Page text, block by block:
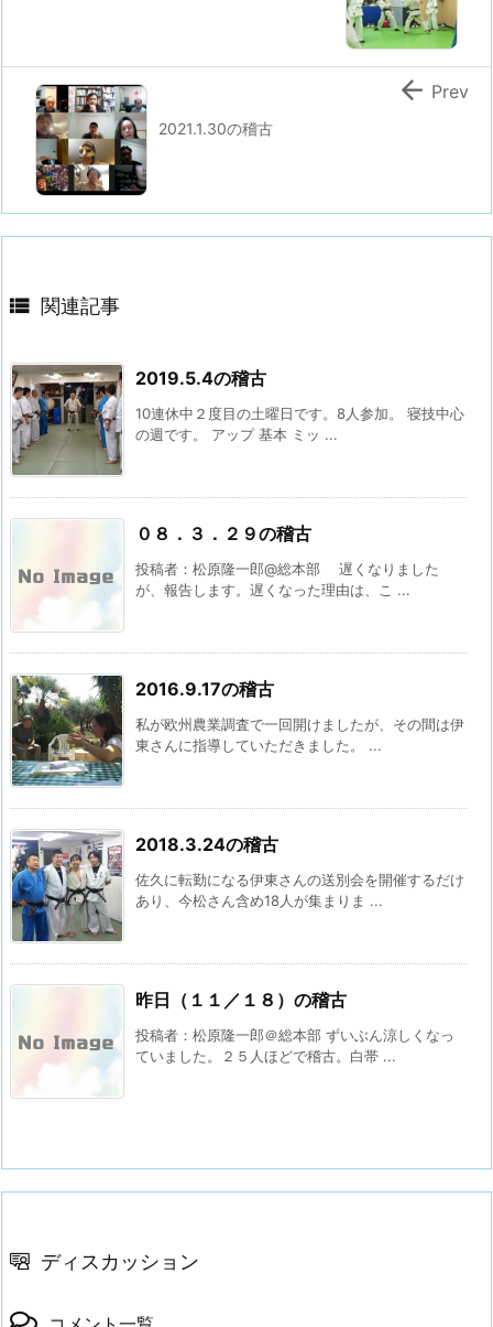
2021.1.30の稽古
 Prev
 関連記事
2019.5.4の稽古
10連休中２度目の土曜日です。8人参加。 寝技中心
の週です。 アップ 基本 ミッ ...
０８．３．２９の稽古
投稿者：松原隆一郎@総本部 遅くなりました
が、報告します。遅くなった理由は、こ ...
2016.9.17の稽古
私が欧州農業調査で一回開けましたが、その間は伊
東さんに指導していただきました。 ...
2018.3.24の稽古
佐久に転勤になる伊東さんの送別会を開催するだけ
あり、今松さん含め18人が集まりま ...
昨日（１１／１８）の稽古
投稿者：松原隆一郎＠総本部 ずいぶん涼しくなっ
ていました。２５人ほどで稽古。白帯 ...
ディスカッション